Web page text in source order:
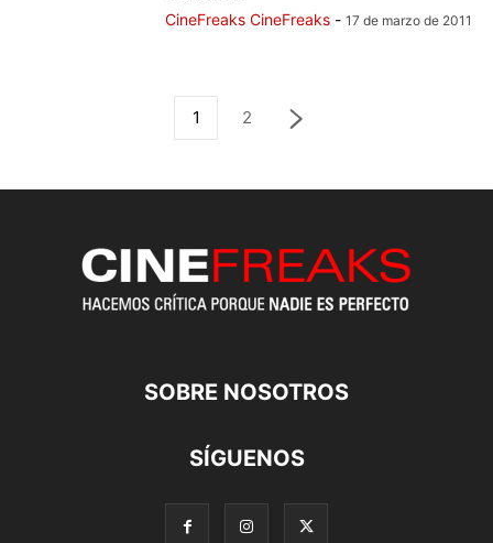
CineFreaks CineFreaks - 17 de marzo de 2011
1 2
SOBRE NOSOTROS
SÍGUENOS